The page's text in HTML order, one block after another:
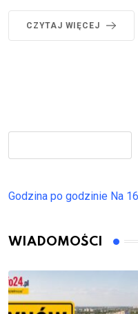
CZYTAJ WIĘCEJ
Godzina po godzinie Na
WIADOMOŚCI